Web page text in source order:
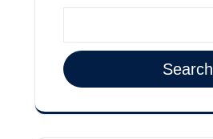
Search